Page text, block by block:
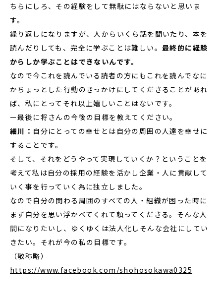
ちらにしろ、その経験をして無駄にはならないと思いま
す。
繰り返しになりますが、人からいくら話を聞いたり、本を
読んだりしても、完全に学ぶことは難しい。 最終的に経験
からしか学ぶことはできないんです。
なので今これを読んでいる読者の方にもこれを読んでなに
かちょっとした行動のきっかけにしてくださることがあれ
ば、私にとってそれ以上嬉しいことはないです。
ー最後に将さんの今後の目標を教えてください。
細川： 自分にとっての幸せとは自分の周囲の人達を幸せに
することです。
そして、それをどうやって実現していくか？ということを
考えて私は自分の採用の経験を活かし企業・人に貢献して
いく事を行っていく為に独立しました。
なので自分の関わる周囲のすべての人・組織が困った時に
まず自分を思い浮かべてくれて頼ってくださる。そんな人
間になりたいし、ゆくゆくは法人化しそんな会社にしてい
きたい。それが今の私の目標です。
（敬称略）
https://www.facebook.com/shohosokawa0325